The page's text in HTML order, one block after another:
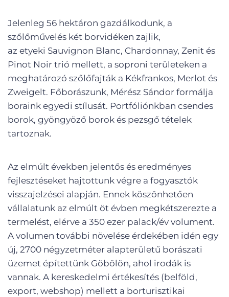
Jelenleg 56 hektáron gazdálkodunk, a
szőlőművelés két borvidéken zajlik,
az etyeki Sauvignon Blanc, Chardonnay, Zenit és
Pinot Noir trió mellett, a soproni területeken a
meghatározó szőlőfajták a Kékfrankos, Merlot és
Zweigelt. Főborászunk, Mérész Sándor formálja
boraink egyedi stílusát. Portfóliónkban csendes
borok, gyöngyöző borok és pezsgő tételek
tartoznak.
Az elmúlt években jelentős és eredményes
fejlesztéseket hajtottunk végre a fogyasztók
visszajelzései alapján. Ennek köszönhetően
vállalatunk az elmúlt öt évben megkétszerezte a
termelést, elérve a 350 ezer palack/év volument.
A volumen további növelése érdekében idén egy
új, 2700 négyzetméter alapterületű borászati
üzemet építettünk Göbölön, ahol irodák is
vannak. A kereskedelmi értékesítés (belföld,
export, webshop) mellett a borturisztikai